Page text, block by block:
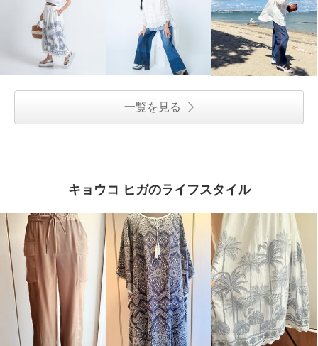
一覧を見る
キョウコ ヒガのライフスタイル